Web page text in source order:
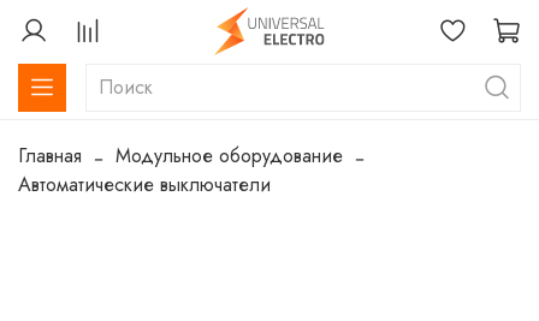
Главная
Модульное оборудование
Автоматические выключатели